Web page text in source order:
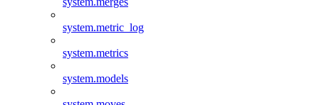
system.metric_log
system.metrics
system.models